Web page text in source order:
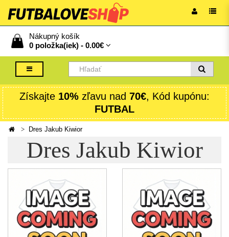
Nákupný košík
0 položka(iek) - 0.00€
Získajte 10% zľavu nad 70€, Kód kupónu:
FUTBAL
Dres Jakub Kiwior
Dres Jakub Kiwior